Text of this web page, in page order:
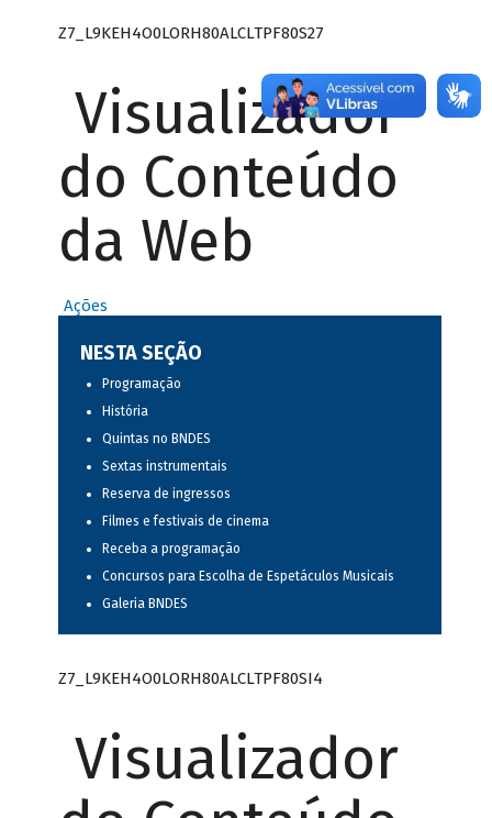
Z7_L9KEH4O0LORH80ALCLTPF80S27
Visualizador
do Conteúdo
da Web
Ações
NESTA SEÇÃO
Programação
História
Quintas no BNDES
Sextas instrumentais
Reserva de ingressos
Filmes e festivais de cinema
Receba a programação
Concursos para Escolha de Espetáculos Musicais
Galeria BNDES
Z7_L9KEH4O0LORH80ALCLTPF80SI4
Visualizador